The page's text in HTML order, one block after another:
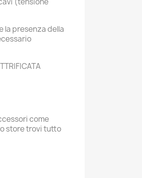
la presenza della
come
store trovi tutto